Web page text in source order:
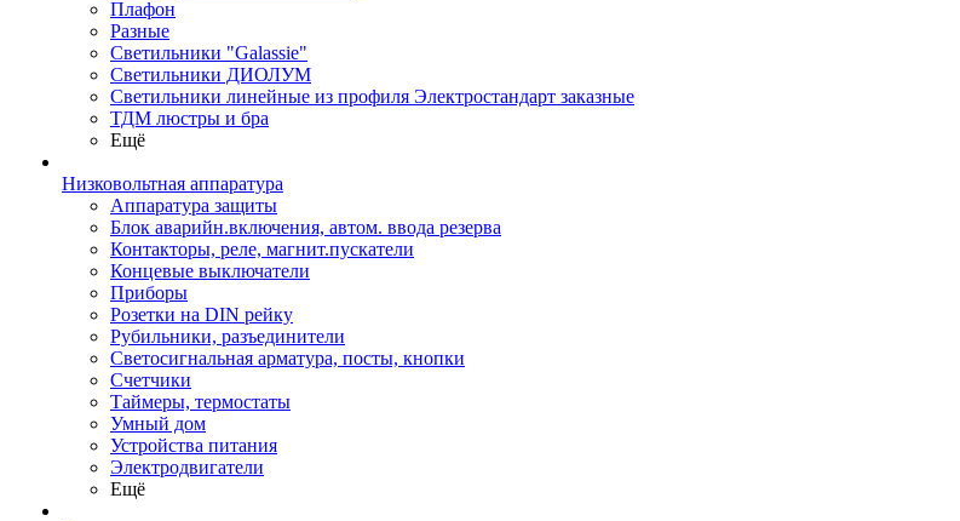
Плафон
Разные
Светильники "Galassie"
Светильники ДИОЛУМ
Светильники линейные из профиля Электростандарт заказные
ТДМ люстры и бра
Ещё
Низковольтная аппаратура
Аппаратура защиты
Блок аварийн.включения, автом. ввода резерва
Контакторы, реле, магнит.пускатели
Концевые выключатели
Приборы
Розетки на DIN рейку
Рубильники, разъединители
Светосигнальная арматура, посты, кнопки
Счетчики
Таймеры, термостаты
Умный дом
Устройства питания
Электродвигатели
Ещё